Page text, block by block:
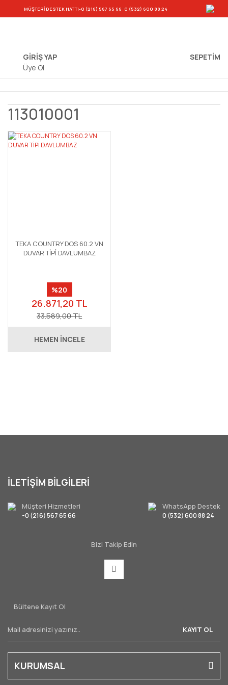
MÜŞTERİ DESTEK HATTI-0 (216) 567 65 66-0 (532) 600 88 24
GİRİŞ YAP
Üye Ol
SEPETIM
113010001
TEKA COUNTRY DOS 60.2 VN
DUVAR TİPİ DAVLUMBAZ
%20
26.871,20 TL
33.589,00 TL
HEMEN İNCELE
İLETİŞİM BİLGİLERİ
Müşteri Hizmetleri
-0 (216) 567 65 66
WhatsApp Destek
0 (532) 600 88 24
Bizi Takip Edin
Bültene Kayıt Ol
KAYIT OL
KURUMSAL